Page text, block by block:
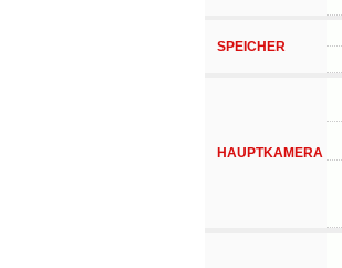
SPEICHER
HAUPTKAMERA